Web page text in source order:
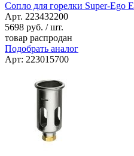
Сопло для горелки Super-Ego
Арт. 223432200
5698 руб. / шт.
товар распродан
Подобрать аналог
Арт: 223015700